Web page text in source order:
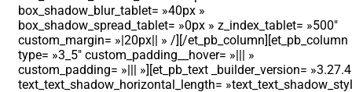
box_shadow_blur_tablet= »40px »
box_shadow_spread_tablet= »0px » z_index_tablet= »500″
custom_margin= »|20px|| » /][/et_pb_column][et_pb_column
type= »3_5″ custom_padding__hover= »||| »
custom_padding= »||| »][et_pb_text _builder_version=
text_text_shadow_horizontal_length=